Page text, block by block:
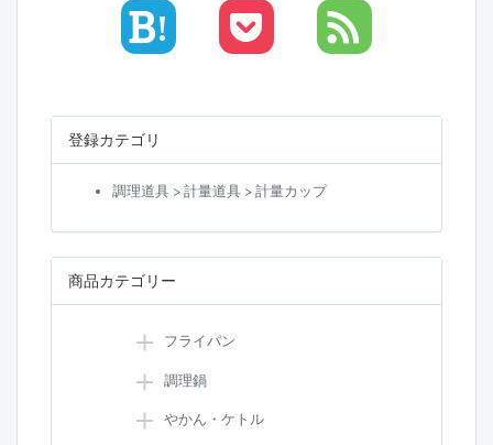
!
登録カテゴリ
調理道具 > 計量道具 > 計量カップ
商品カテゴリー
フライパン
調理鍋
やかん・ケトル